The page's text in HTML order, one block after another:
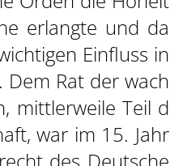
erlangte und da
Einfluss in
Rat der wach
mittlerweile Teil d
war im 15. Jahr
des Deutsche